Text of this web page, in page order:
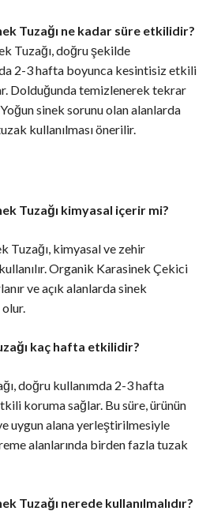
Tuzağı ne kadar süre etkilidir?
Tuzağı, doğru şekilde
2-3 hafta boyunca kesintisiz etkili
Dolduğunda temizlenerek tekrar
sinek sorunu olan alanlarda
kullanılması önerilir.
Tuzağı kimyasal içerir mi?
Tuzağı, kimyasal ve zehir
Organik Karasinek Çekici
ve açık alanlarda sinek
kaç hafta etkilidir?
doğru kullanımda 2-3 hafta
koruma sağlar. Bu süre, ürünün
uygun alana yerleştirilmesiyle
alanlarında birden fazla tuzak
Tuzağı nerede kullanılmalıdır?